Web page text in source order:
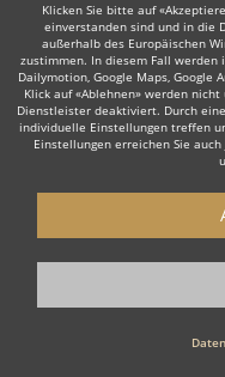
Redner für jeden Anlaß
Egal ob Hochzeit,
Betriebsfeier - feiern Sie mit
Show mit eventpeppers.
Hochzeitsredner aus ganz
Klicken Sie bitte auf
einverstanden sind und in die
außerhalb des Europäischen
zustimmen. In diesem Fall werden
Dailymotion, Google Maps, Google
Klick auf «Ablehnen» werden
Dienstleister deaktiviert. Durch
individuelle Einstellungen treffen
Einstellungen erreichen Sie